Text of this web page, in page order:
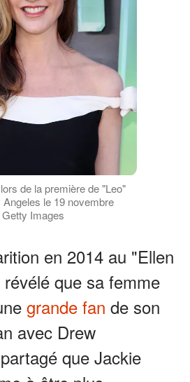
de la première de "Leo"
le 19 novembre
Images
en 2014 au "Ellen
que sa femme
grande fan de son
avec Drew
que Jackie